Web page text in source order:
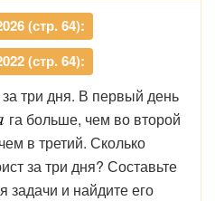
(стр. 64):
(стр. 64):
три дня. В первый день
га больше, чем во второй
в третий. Сколько
за три дня? Составьте
и найдите его